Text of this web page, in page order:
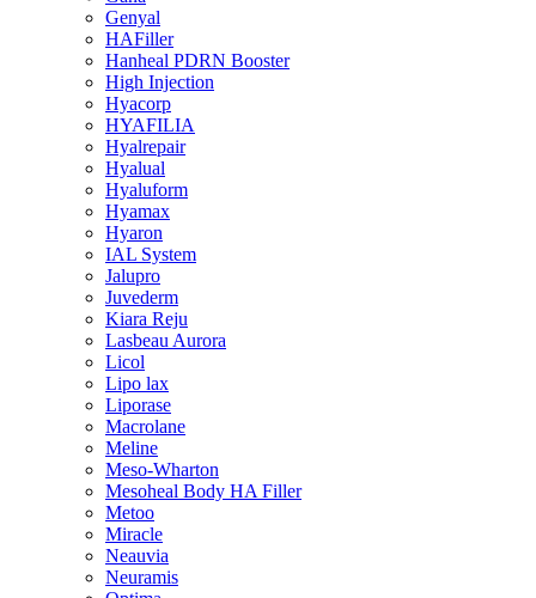
Genyal
HAFiller
Hanheal PDRN Booster
High Injection
Hyacorp
HYAFILIA
Hyalrepair
Hyalual
Hyaluform
Hyamax
Hyaron
IAL System
Jalupro
Juvederm
Kiara Reju
Lasbeau Aurora
Licol
Lipo lax
Liporase
Macrolane
Meline
Meso-Wharton
Mesoheal Body HA Filler
Metoo
Miracle
Neauvia
Neuramis